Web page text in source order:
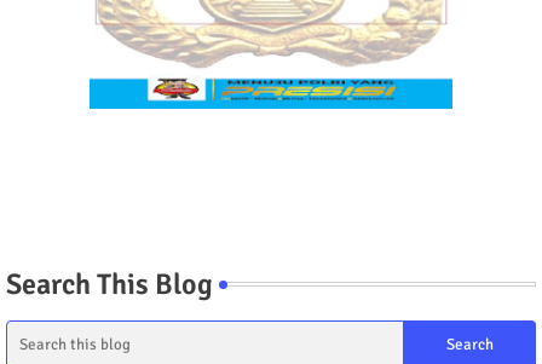
Search This Blog